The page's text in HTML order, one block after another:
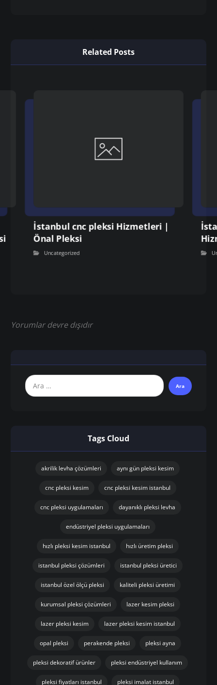
Related Posts
İstanbul cnc pleksi Hizmetleri |
Önal Pleksi
Uncategorized
Yorumlar devre dışıdır
Tags Cloud
akrilik levha çözümleri aynı gün pleksi kesim
cnc pleksi kesim cnc pleksi kesim istanbul
cnc pleksi uygulamaları dayanıklı pleksi levha
endüstriyel pleksi uygulamaları
hızlı pleksi kesim istanbul hızlı üretim pleksi
istanbul pleksi çözümleri istanbul pleksi üretici
istanbul özel ölçü pleksi kaliteli pleksi üretimi
kurumsal pleksi çözümleri lazer kesim pleksi
lazer pleksi kesim lazer pleksi kesim istanbul
opal pleksi perakende pleksi pleksi ayna
pleksi dekoratif ürünler pleksi endüstriyel kullanım
pleksi fiyatları istanbul pleksi imalat istanbul